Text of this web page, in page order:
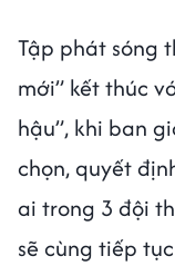
Tập phát sóng
mới” kết thúc
hậu”, khi ban
chọn, quyết
ai trong 3 đội
sẽ cùng tiếp